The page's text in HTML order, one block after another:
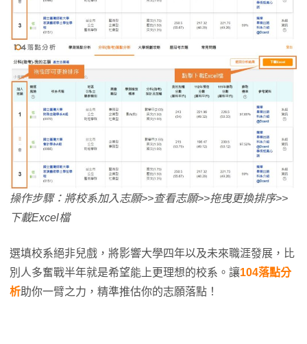
操作步驟：將校系加入志願>>查看志願>>拖曳更換排序>>
下載Excel檔
選填校系絕非兒戲，將影響大學四年以及未來職涯發展，比
別人多奮戰半年就是希望能上更理想的校系。讓104落點分
析助你一臂之力，精準推估你的志願落點！